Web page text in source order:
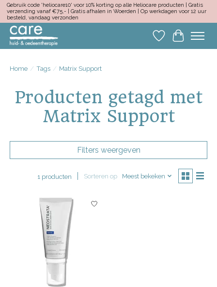
Gebruik code 'heliocare10' voor 10% korting op alle Heliocare producten | Gratis
verzending vanaf €75,- | Gratis afhalen in Woerden | Op werkdagen voor 12 uur
besteld, vandaag verzonden
Verlanglijst
Home / Tags / Matrix Support
Producten getagd met
Matrix Support
Filters weergeven
1 producten Sorteren op Meest bekeken